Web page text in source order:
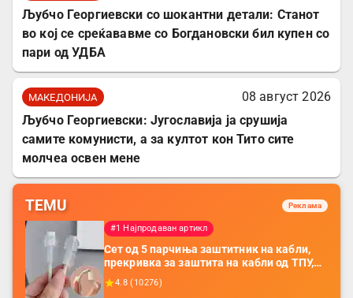
Љубчо Георгиевски со шокантни детали: Станот
во кој се среќававме со Богдановски бил купен со
пари од УДБА
МАКЕДОНИЈА
08 август 2026
Љубчо Георгиевски: Југославија ја срушија
самите комунисти, а за култот кон Тито сите
молчеа освен мене
TEMU Реклама
#1 Најпродаван артикл
Сет од 5 парчиња заштитник на кабли,
прекривка за заштита на кабли од ТПУ,
додатоци за заштита на кабли, без
батерија, за мобилни телефони, комплет
4.8 ( 10276)